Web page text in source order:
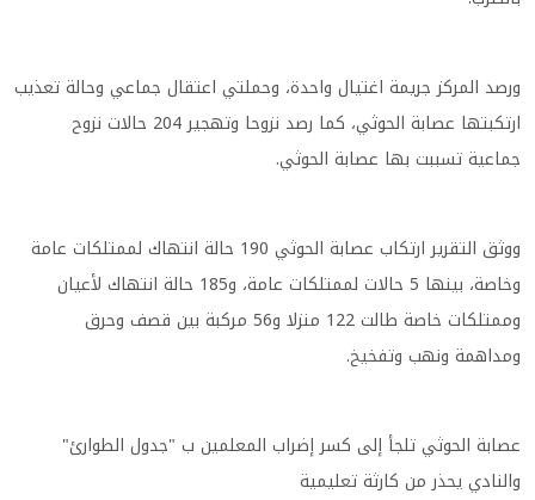
ورصد المركز جريمة اغتيال واحدة، وحملتي اعتقال جماعي وحالة تعذيب
ارتكبتها عصابة الحوثي، كما رصد نزوحا وتهجير 204 حالات نزوح
جماعية تسببت بها عصابة الحوثي.
ووثق التقرير ارتكاب عصابة الحوثي 190 حالة انتهاك لممتلكات عامة
وخاصة، بينها 5 حالات لممتلكات عامة، و185 حالة انتهاك لأعيان
وممتلكات خاصة طالت 122 منزلا و56 مركبة بين قصف وحرق
ومداهمة ونهب وتفخيخ.
عصابة الحوثي تلجأ إلى كسر إضراب المعلمين ب "جدول الطوارئ"
والنادي يحذر من كارثة تعليمية